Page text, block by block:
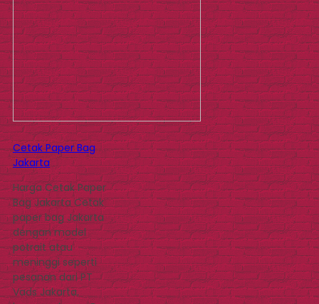
Cetak Paper Bag
Jakarta
Harga Cetak Paper
Bag Jakarta Cetak
paper bag Jakarta
dengan model
potrait atau
meninggi seperti
pesanan dari PT
Vads Jakarta,